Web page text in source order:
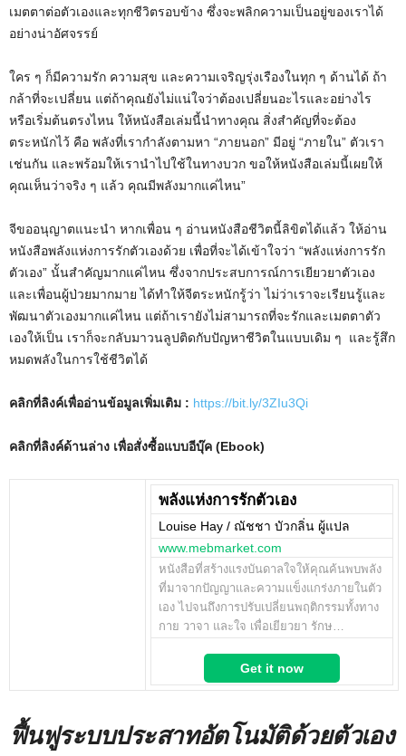
เมตตาต่อตัวเองและทุกชีวิตรอบข้าง ซึ่งจะพลิกความเป็นอยู่ของเราได้
อย่างน่าอัศจรรย์
ใคร ๆ ก็มีความรัก ความสุข และความเจริญรุ่งเรืองในทุก ๆ ด้านได้ ถ้า
กล้าที่จะเปลี่ยน แต่ถ้าคุณยังไม่แน่ใจว่าต้องเปลี่ยนอะไรและอย่างไร
หรือเริ่มต้นตรงไหน ให้หนังสือเล่มนี้นำทางคุณ สิ่งสำคัญที่จะต้อง
ตระหนักไว้ คือ พลังที่เรากำลังตามหา “ภายนอก” มีอยู่ “ภายใน” ตัวเรา
เช่นกัน และพร้อมให้เรานำไปใช้ในทางบวก ขอให้หนังสือเล่มนี้เผยให้
คุณเห็นว่าจริง ๆ แล้ว คุณมีพลังมากแค่ไหน”
จีขออนุญาตแนะนำ หากเพื่อน ๆ อ่านหนังสือชีวิตนี้ลิขิตได้แล้ว ให้อ่าน
หนังสือพลังแห่งการรักตัวเองด้วย เพื่อที่จะได้เข้าใจว่า “พลังแห่งการรัก
ตัวเอง” นั้นสำคัญมากแค่ไหน ซึ่งจากประสบการณ์การเยียวยาตัวเอง
และเพื่อนผู้ป่วยมากมาย ได้ทำให้จีตระหนักรู้ว่า ไม่ว่าเราจะเรียนรู้และ
พัฒนาตัวเองมากแค่ไหน แต่ถ้าเรายังไม่สามารถที่จะรักและเมตตาตัว
เองให้เป็น เราก็จะกลับมาวนลูปติดกับปัญหาชีวิตในแบบเดิม ๆ และรู้สึก
หมดพลังในการใช้ชีวิตได้
คลิกที่ลิงค์เพื่ออ่านข้อมูลเพิ่มเติม : https://bit.ly/3ZIu3Qi
คลิกที่ลิงค์ด้านล่าง เพื่อสั่งซื้อแบบอีบุ๊ค (Ebook)
พลังแห่งการรักตัวเอง
Louise Hay / ณัชชา บัวกลิ่น ผู้แปล
www.mebmarket.com
หนังสือที่สร้างแรงบันดาลใจให้คุณค้นพบพลัง
ที่มาจากปัญญาและความแข็งแกร่งภายในตัว
เอง ไปจนถึงการปรับเปลี่ยนพฤติกรรมทั้งทาง
กาย วาจา และใจ เพื่อเยียวยา รักษ…
Get it now
ฟื้นฟูระบบประสาทอัตโนมัติด้วยตัวเอง